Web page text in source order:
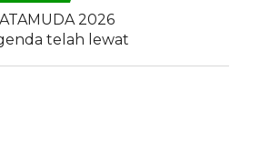
2026
telah lewat